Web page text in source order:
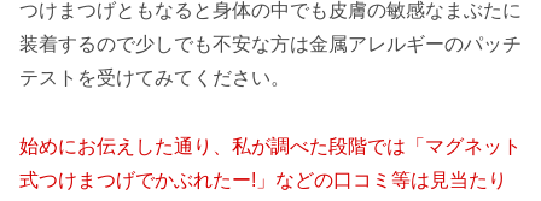
つけまつげともなると身体の中でも皮膚の敏感なまぶたに
装着するので少しでも不安な方は金属アレルギーのパッチ
テストを受けてみてください。
始めにお伝えした通り、私が調べた段階では「マグネット
式つけまつげでかぶれたー!」などの口コミ等は見当たり